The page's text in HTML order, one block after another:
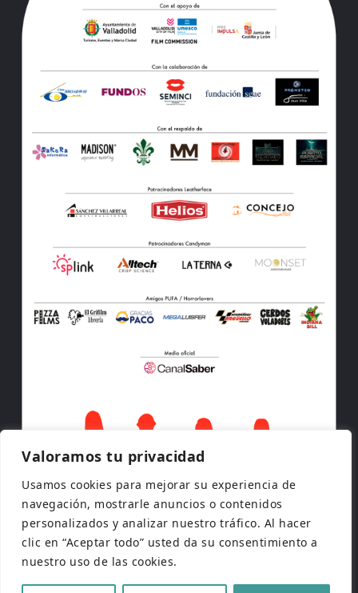
Valoramos tu privacidad
Usamos cookies para mejorar su experiencia de
navegación, mostrarle anuncios o contenidos
personalizados y analizar nuestro tráfico. Al hacer
clic en “Aceptar todo” usted da su consentimiento a
nuestro uso de las cookies.